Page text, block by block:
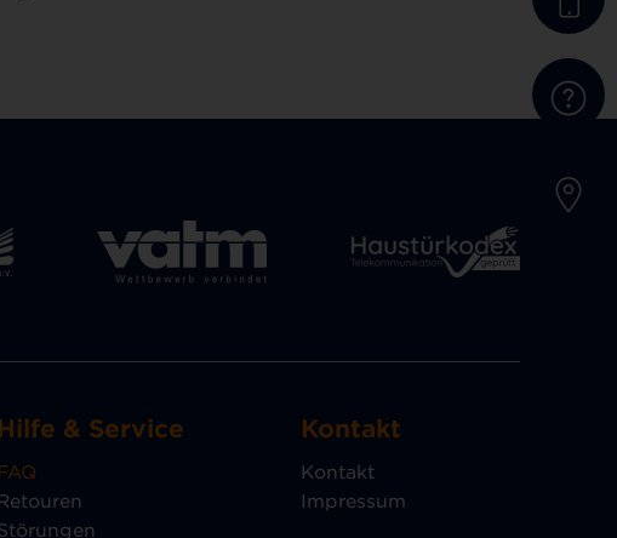
Hilfe & Service
FAQ
Retouren
Kontakt
Kontakt
Impressum